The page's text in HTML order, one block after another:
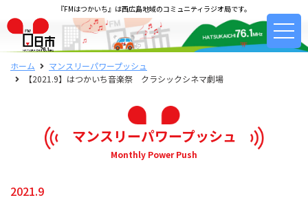
『FMはつかいち』は西広島地域のコミュニティラジオ局です。
ホーム
マンスリーパワープッシュ
【2021.9】はつかいち音楽祭 クラシックシネマ劇場
マンスリーパワープッシュ
Monthly Power Push
2021.9